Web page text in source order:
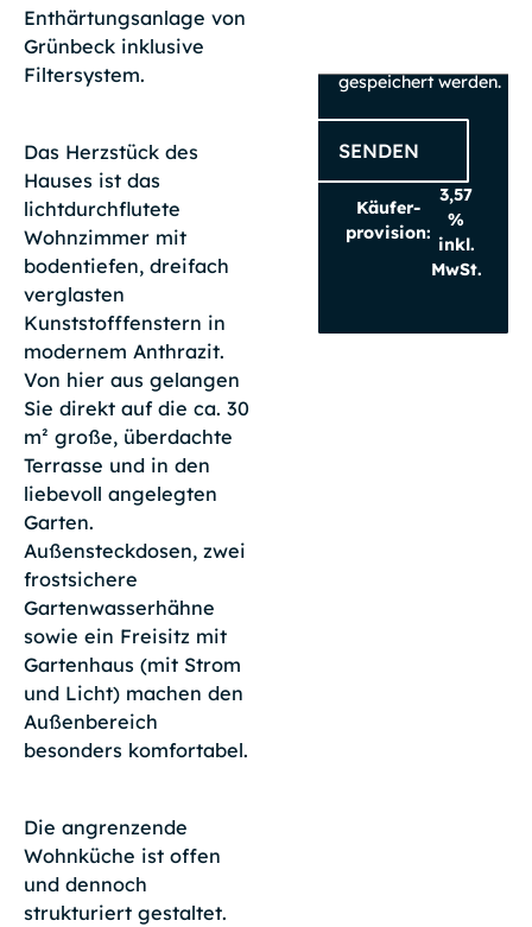
Enthärtungsanlage von
Grünbeck inklusive
Filtersystem.
Das Herzstück des
Hauses ist das
lichtdurchflutete
Wohnzimmer mit
bodentiefen, dreifach
verglasten
Kunststofffenstern in
modernem Anthrazit.
Von hier aus gelangen
Sie direkt auf die ca. 30
m² große, überdachte
Terrasse und in den
liebevoll angelegten
Garten.
Außensteckdosen, zwei
frostsichere
Gartenwasserhähne
sowie ein Freisitz mit
Gartenhaus (mit Strom
und Licht) machen den
Außenbereich
besonders komfortabel.
Die angrenzende
Wohnküche ist offen
und dennoch
strukturiert gestaltet.
gespeichert werden.
SENDEN
Käufer­
provision:
3,57
%
inkl.
MwSt.